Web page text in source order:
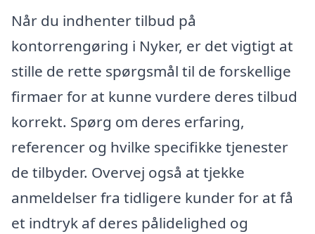
Når du indhenter tilbud på
kontorrengøring i Nyker, er det vigtigt at
stille de rette spørgsmål til de forskellige
firmaer for at kunne vurdere deres tilbud
korrekt. Spørg om deres erfaring,
referencer og hvilke specifikke tjenester
de tilbyder. Overvej også at tjekke
anmeldelser fra tidligere kunder for at få
et indtryk af deres pålidelighed og